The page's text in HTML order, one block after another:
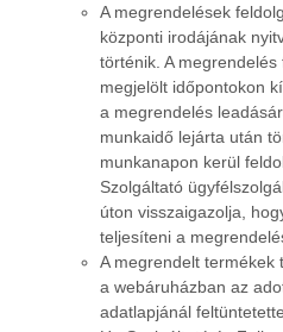
A megrendelések
központi irodájának
történik. A
megjelölt időpontokon
a megrendelés
munkaidő lejárta után
munkanapon kerül
Szolgáltató
úton visszaigazolja,
teljesíteni a
A megrendelt termékek
a webáruházban az
adatlapjánál